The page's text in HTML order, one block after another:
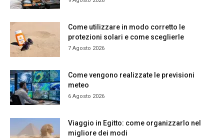
Come utilizzare in modo corretto le
protezioni solari e come sceglierle
7 Agosto 2026
Come vengono realizzate le previsioni
meteo
6 Agosto 2026
Viaggio in Egitto: come organizzarlo nel
migliore dei modi